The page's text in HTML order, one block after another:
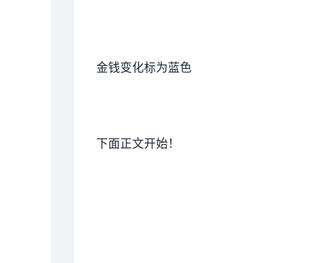
金钱变化标为蓝色
下面正文开始！